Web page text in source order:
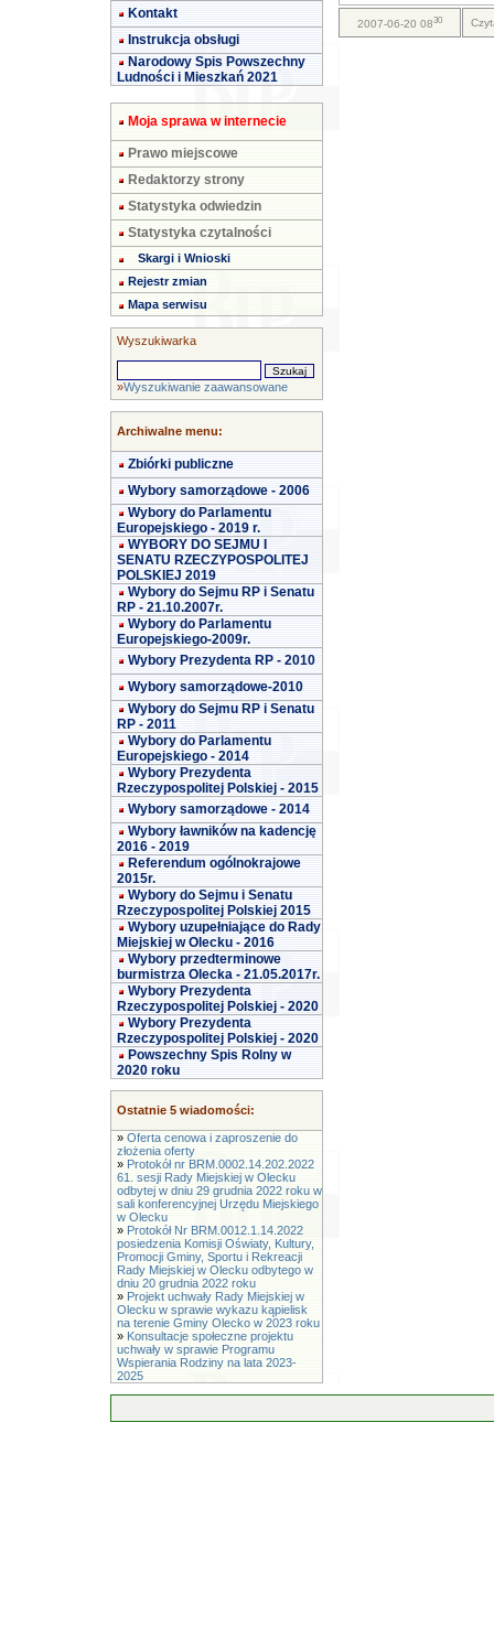
Kontakt
Instrukcja obsługi
Narodowy Spis Powszechny
Ludności i Mieszkań 2021
Moja sprawa w internecie
Prawo miejscowe
Redaktorzy strony
Statystyka odwiedzin
Statystyka czytalności
Skargi i Wnioski
Rejestr zmian
Mapa serwisu
Wyszukiwarka
»Wyszukiwanie zaawansowane
Archiwalne menu:
Zbiórki publiczne
Wybory samorządowe - 2006
Wybory do Parlamentu
Europejskiego - 2019 r.
WYBORY DO SEJMU I
SENATU RZECZYPOSPOLITEJ
POLSKIEJ 2019
Wybory do Sejmu RP i Senatu
RP - 21.10.2007r.
Wybory do Parlamentu
Europejskiego-2009r.
Wybory Prezydenta RP - 2010
Wybory samorządowe-2010
Wybory do Sejmu RP i Senatu
RP - 2011
Wybory do Parlamentu
Europejskiego - 2014
Wybory Prezydenta
Rzeczypospolitej Polskiej - 2015
Wybory samorządowe - 2014
Wybory ławników na kadencję
2016 - 2019
Referendum ogólnokrajowe
2015r.
Wybory do Sejmu i Senatu
Rzeczypospolitej Polskiej 2015
Wybory uzupełniające do Rady
Miejskiej w Olecku - 2016
Wybory przedterminowe
burmistrza Olecka - 21.05.2017r.
Wybory Prezydenta
Rzeczypospolitej Polskiej - 2020
Wybory Prezydenta
Rzeczypospolitej Polskiej - 2020
Powszechny Spis Rolny w
2020 roku
Ostatnie 5 wiadomości:
» Oferta cenowa i zaproszenie do
złożenia oferty
» Protokół nr BRM.0002.14.202.2022
61. sesji Rady Miejskiej w Olecku
odbytej w dniu 29 grudnia 2022 roku w
sali konferencyjnej Urzędu Miejskiego
w Olecku
» Protokół Nr BRM.0012.1.14.2022
posiedzenia Komisji Oświaty, Kultury,
Promocji Gminy, Sportu i Rekreacji
Rady Miejskiej w Olecku odbytego w
dniu 20 grudnia 2022 roku
» Projekt uchwały Rady Miejskiej w
Olecku w sprawie wykazu kąpielisk
na terenie Gminy Olecko w 2023 roku
» Konsultacje społeczne projektu
uchwały w sprawie Programu
Wspierania Rodziny na lata 2023-
2025
2007-06-20 0830